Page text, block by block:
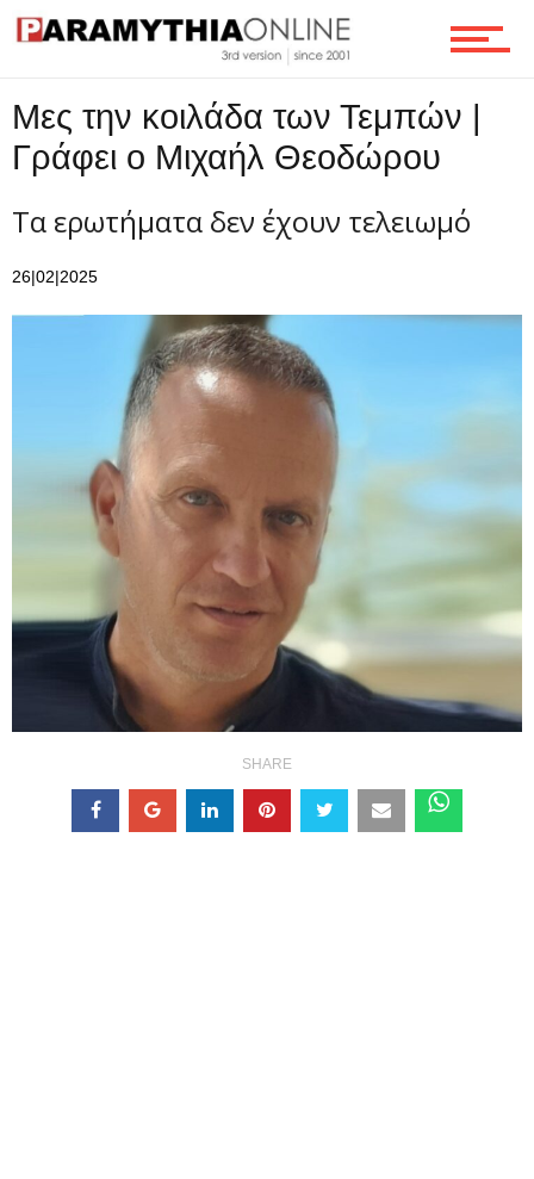
Μες την κοιλάδα των Τεμπών |
Γράφει ο Μιχαήλ Θεοδώρου
Τα ερωτήματα δεν έχουν τελειωμό
26|02|2025
SHARE